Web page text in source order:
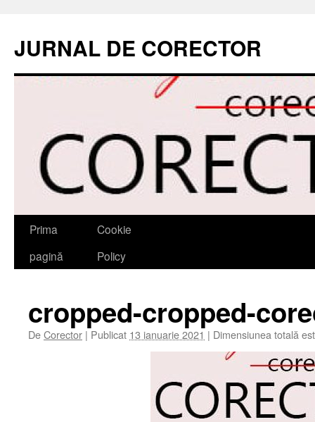
JURNAL DE CORECTOR
Sari
Prima
pagină
Cookie
Policy
cropped-cropped-
DeCorector | Publicat 13 ianuarie 2021 | Dimensiunea totală